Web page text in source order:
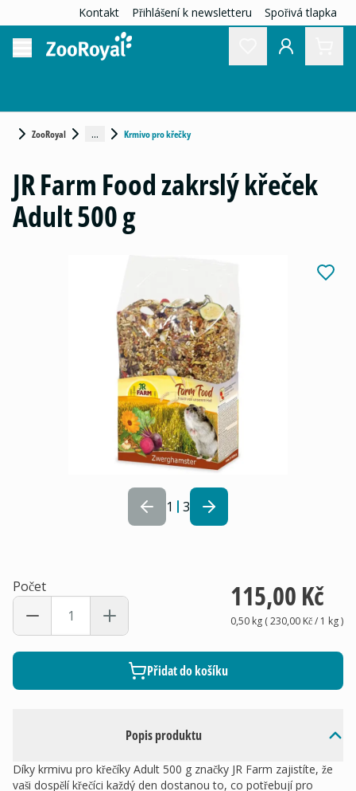
Kontakt Přihlášení k newsletteru Spořivá tlapka
ZooRoyal ... Krmivo pro křečky
1 3
Popis produktu
Díky krmivu pro křečíky Adult 500 g značky JR Farm zajistíte, že
vaši dospělí křečíci každý den dostanou to, co potřebují pro
JR Farm Food zakrslý křeček
Adult 500 g
Počet 115,00 Kč
0,50 kg(230,00 Kč/ 1 kg)
Přidat do košíku